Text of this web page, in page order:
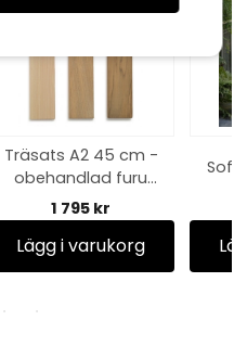
Träsats A2 45 cm -
obehandlad furu
inkl skruv
1 795 kr
Lägg i varukorg